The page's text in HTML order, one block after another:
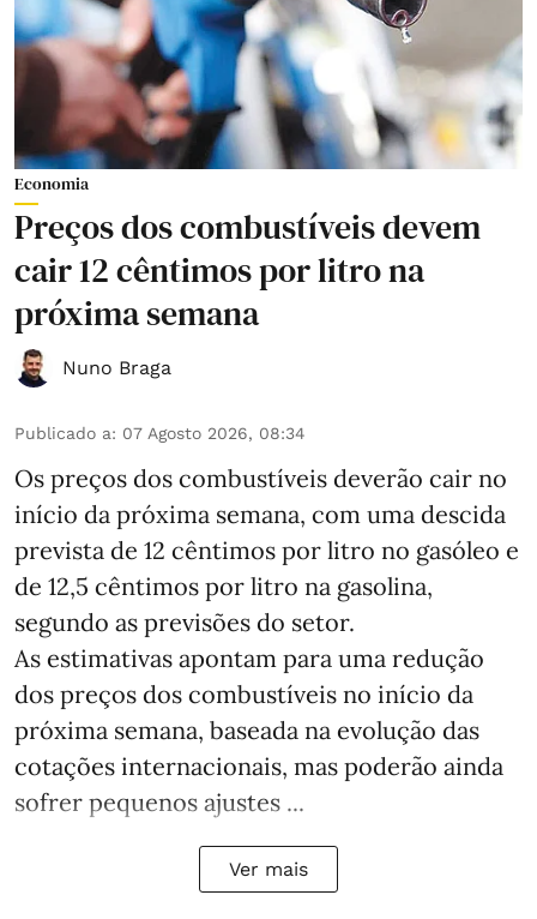
Economia
Preços dos combustíveis devem
cair 12 cêntimos por litro na
próxima semana
Nuno Braga
Publicado a: 07 Agosto 2026, 08:34
Os preços dos combustíveis deverão cair no
início da próxima semana, com uma descida
prevista de 12 cêntimos por litro no gasóleo e
de 12,5 cêntimos por litro na gasolina,
segundo as previsões do setor.
As estimativas apontam para uma redução
dos preços dos combustíveis no início da
próxima semana, baseada na evolução das
cotações internacionais, mas poderão ainda
sofrer pequenos ajustes ...
Ver mais